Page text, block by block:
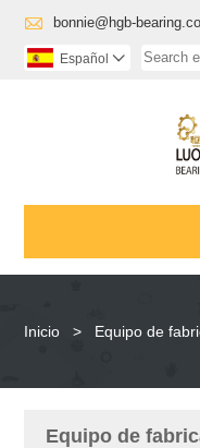
 bonnie@hgb-
Español 
Inicio > Equipo de
Equipo de